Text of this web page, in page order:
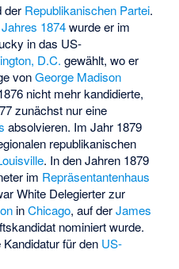
der Republikanischen Partei.
1874wurde er im
in das US-
D.C. gewählt, wo er
vonGeorge Madison
nicht mehr kandidierte,
zunächst nur eine
absolvieren. Im Jahr 1879
republikanischen
. In den Jahren 1879
im Repräsentantenhaus
White Delegierter zur
inChicago, auf derJames
nominiert wurde.
für den US-